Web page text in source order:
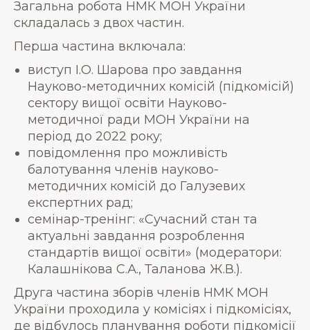
Загальна робота НМК МОН України
складалась з двох частин.
Перша частина включала:
виступ І.О. Шарова про завдання
Науково-методичних комісій (підкомісій)
сектору вищої освіти Науково-
методичної ради МОН України на
період до 2022 року;
повідомлення про можливість
балотування членів науково-
методичних комісій до Галузевих
експертних рад;
семінар-тренінг: «Сучасний стан та
актуальні завдання розроблення
стандартів вищої освіти» (модератори:
Калашнікова С.А., Таланова Ж.В.).
Друга частина зборів членів НМК МОН
України проходила у комісіях і підкомісіях,
де відбулось планування роботи підкомісії